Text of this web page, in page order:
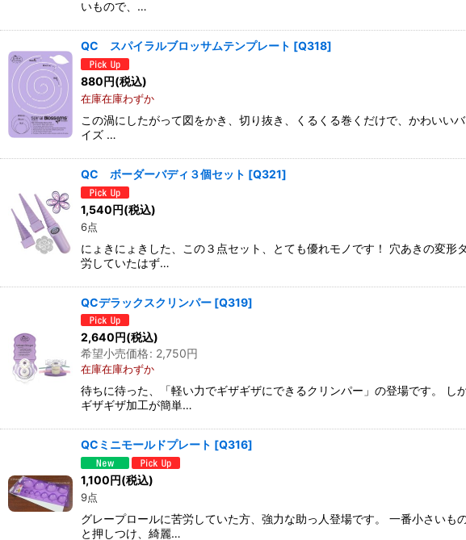
いもので、…
QC スパイラルブロッサムテンプレート [Q318]
880円(税込)
在庫在庫わずか
この渦にしたがって図をかき、切り抜き、くるくる巻くだけで、かわ
イズ …
QC ボーダーバディ３個セット [Q321]
1,540円(税込)
6点
にょきにょきした、この３点セット、とても優れモノです！ 穴あきの変
労していたはず…
QCデラックスクリンパー [Q319]
2,640円(税込)
希望小売価格: 2,750円
在庫在庫わずか
待ちに待った、「軽い力でギザギザにできるクリンパー」の登場です。 し
ギザギザ加工が簡単…
QCミニモールドプレート [Q316]
1,100円(税込)
9点
グレープロールに苦労していた方、強力な助っ人登場です。 一番小さい
と押しつけ、綺麗…